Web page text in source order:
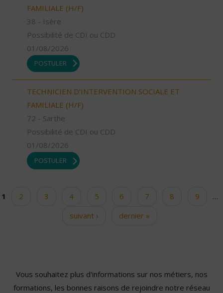
FAMILIALE (H/F)
38 - Isère
Possibilité de CDI ou CDD
01/08/2026
POSTULER
TECHNICIEN D’INTERVENTION SOCIALE ET
FAMILIALE (H/F)
72 - Sarthe
Possibilité de CDI ou CDD
01/08/2026
POSTULER
Pages
1 2 3 4 5 6 7 8 9
…
suivant ›
dernier »
Vous souhaitez plus d'informations sur nos métiers, nos
formations, les bonnes raisons de rejoindre notre réseau